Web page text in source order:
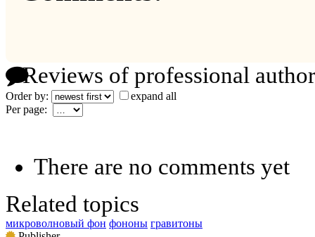
Reviews of professional
Order by:
expand all
Per page:
There are no comments yet
Related topics
микроволновый фон фононы гравитоны